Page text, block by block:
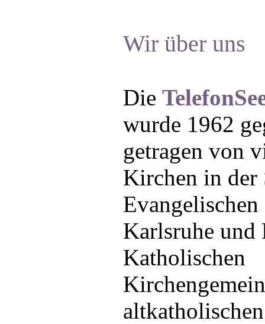
Wir über uns
Die
wurde 1962
getragen von
Kirchen in der
Karlsruhe und
Katholischen